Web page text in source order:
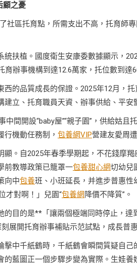
顧之憂
社區托育點，所需支出不高，托育師
統扶植。國度衛生安康委數據顯示，
育辦事機構到達12.6萬家，托位數到
西的品質成長的保證。2025年12月，
立、托育職員天資、辦事供給、平安
中間開設“baby屋”“親子園”，供給姑
機動任務制， 包養網VIP營建友愛周
。自2025年春季學期起，不花錢摩
前教導政策已籠罩一包養甜心網切幼兒
向中包養班、小班延長，并進步普惠性
才對啊！」兒園“包養網 降價不降質”。
的目的是**「讓兩個極端同時停止，
展開托育辦事補貼示范試點，成長普
擊中千紙鶴時，千紙鶴會瞬間質疑自
的藍圖正一個步驟步變為實際。生娃